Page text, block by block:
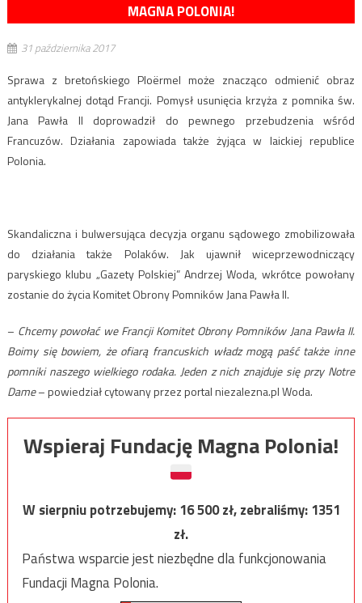
MAGNA POLONIA!
31 października 2017
Sprawa z bretońskiego Ploërmel może znacząco odmienić obraz
antyklerykalnej dotąd Francji. Pomysł usunięcia krzyża z pomnika św.
Jana Pawła II doprowadził do pewnego przebudzenia wśród
Francuzów. Działania zapowiada także żyjąca w laickiej republice
Polonia.
Skandaliczna i bulwersująca decyzja organu sądowego zmobilizowała
do działania także Polaków. Jak ujawnił wiceprzewodniczący
paryskiego klubu „Gazety Polskiej” Andrzej Woda, wkrótce powołany
zostanie do życia Komitet Obrony Pomników Jana Pawła II.
– Chcemy powołać we Francji Komitet Obrony Pomników Jana Pawła II.
Boimy się bowiem, że ofiarą francuskich władz mogą paść także inne
pomniki naszego wielkiego rodaka. Jeden z nich znajduje się przy Notre
Dame– powiedział cytowany przez portal niezalezna.pl Woda.
Wspieraj Fundację Magna Polonia!
W sierpniu potrzebujemy:16 500zł, zebraliśmy:1351
zł.
Państwa wsparcie jest niezbędne dla funkcjonowania
Fundacji Magna Polonia.